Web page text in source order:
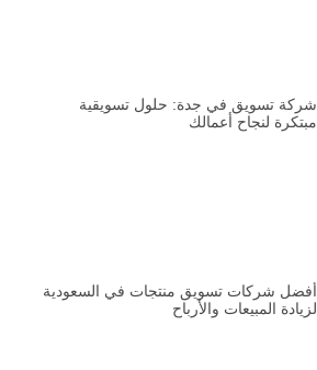
شركة تسويق في جدة: حلول تسويقية
مبتكرة لنجاح أعمالك
أفضل شركات تسويق منتجات في السعودية
لزيادة المبيعات والأرباح